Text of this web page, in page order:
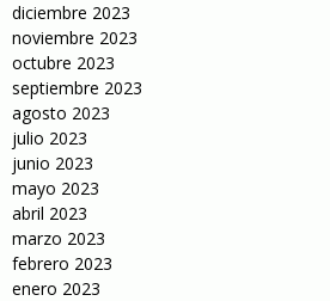
diciembre 2023
noviembre 2023
octubre 2023
septiembre 2023
agosto 2023
julio 2023
junio 2023
mayo 2023
abril 2023
marzo 2023
febrero 2023
enero 2023